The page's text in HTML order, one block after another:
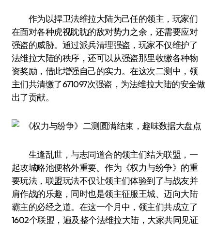
作为以捍卫法维拉大陆为己任的领主，玩家们
在面对各种虎视眈眈的敌对势力之余，还需要应对
强盗的威胁。通过派兵清理强盗，玩家不仅维护了
法维拉大陆的秩序，还可以从强盗那里收缴各种物
资奖励，借此增强自己的实力。在这次二测中，领
主们共清缴了671097次强盗，为法维拉大陆的安全做
出了贡献。
生逢乱世，与志同道合的领主们结为联盟，一
起攻城略池便格外重要。作为《权力与纷争》的重
要玩法，联盟玩法不仅让领主们体验到了与战友并
肩作战的乐趣，同时也是领主征服王城、迈向大陆
霸主的必经之道。在这一个月中，领主们共成立了
1602个联盟，遍及整个法维拉大陆，大家共同见证